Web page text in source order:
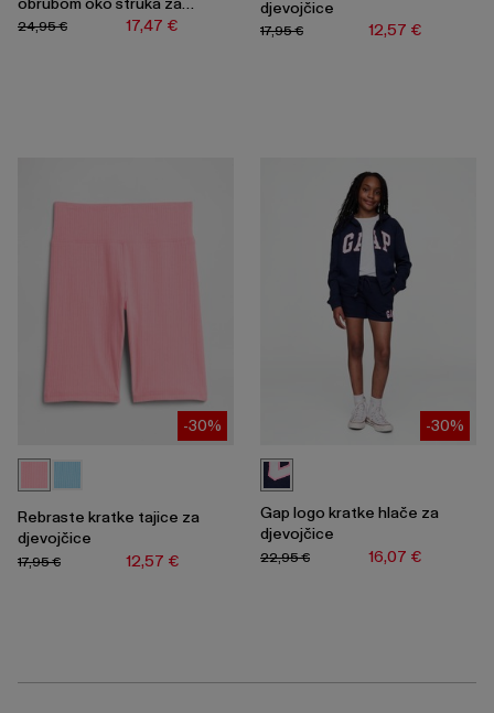
djevojčice
17,47 €
24,95 €
djevojčice
12,57 €
17,95 €
-30%
Rebraste kratke tajice za
djevojčice
12,57 €
17,95 €
-30%
Gap logo kratke hlače za
djevojčice
16,07 €
22,95 €